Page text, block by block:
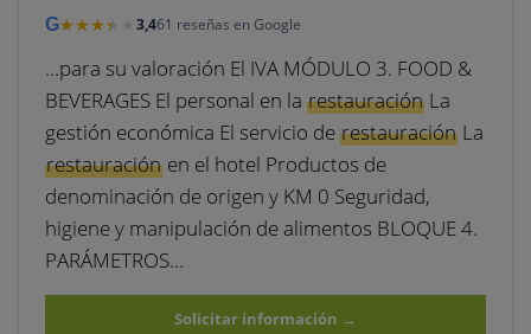
G★★★★★
★★★★★ 3,461 reseñas en Google
…para su valoración El IVA MÓDULO 3. FOOD &
BEVERAGES El personal en la restauraciónLa
gestión económica El servicio de restauraciónLa
restauraciónen el hotel Productos de
denominación de origen y KM 0 Seguridad,
higiene y manipulación de alimentos BLOQUE 4.
PARÁMETROS…
Solicitar información →